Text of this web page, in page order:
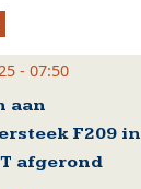
- 07:50
aan
F209 in
afgerond